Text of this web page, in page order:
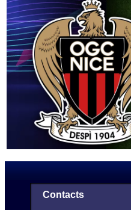
Contacts